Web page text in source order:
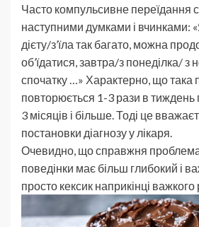
Часто компульсивне переїдання
наступними думками і вчинками:
дієту/з’їла так багато, можна
об’їдатися, завтра/з понеділка/ з
спочатку …» Характерно, що така
повторюється 1-3 рази в тиждень
3 місяців і більше. Тоді це
постановки діагнозу у лікаря.
Очевидно, що справжня
поведінки має більш глибокий і
просто кексик наприкінці